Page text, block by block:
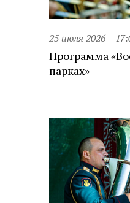
25 июля 2026
Программа
парках»